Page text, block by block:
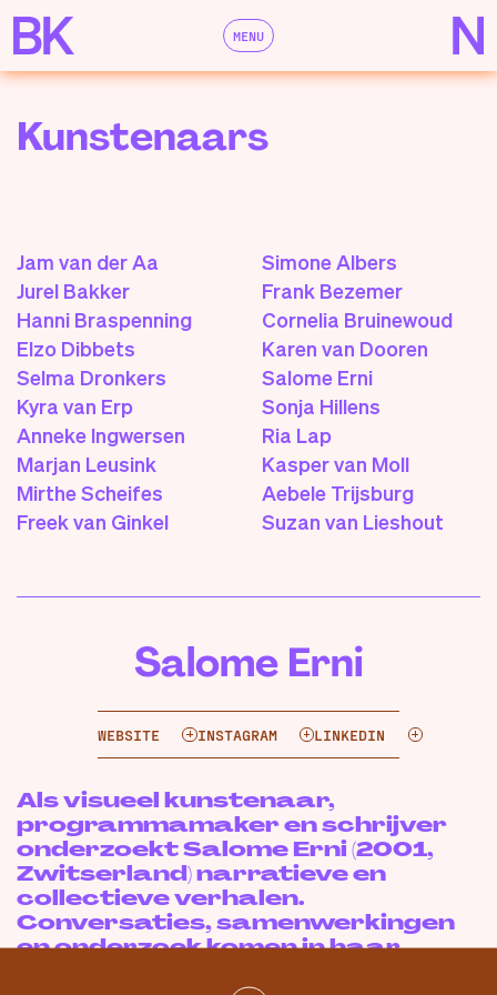
MENU
Kunstenaars
Jam van der Aa
Simone Albers
Jurel Bakker
Frank Bezemer
Hanni Braspenning
Cornelia Bruinewoud
Elzo Dibbets
Karen van Dooren
Selma Dronkers
Salome Erni
Kyra van Erp
Sonja Hillens
Anneke Ingwersen
Ria Lap
Marjan Leusink
Kasper van Moll
Mirthe Scheifes
Aebele Trijsburg
Freek van Ginkel
Suzan van Lieshout
Salome Erni
WEBSITE INSTAGRAM LINKEDIN
Als visueel kunstenaar,
programmamaker en schrijver
onderzoekt Salome Erni (2001,
Zwitserland) narratieve en
collectieve verhalen.
Conversaties, samenwerkingen
en onderzoek komen in haar